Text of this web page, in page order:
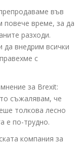
във
повече време, за да
разходи.
да внедрим всички
с
за Brexit:
съжалявам, че
толкова лесно
е по-трудно.
компания за